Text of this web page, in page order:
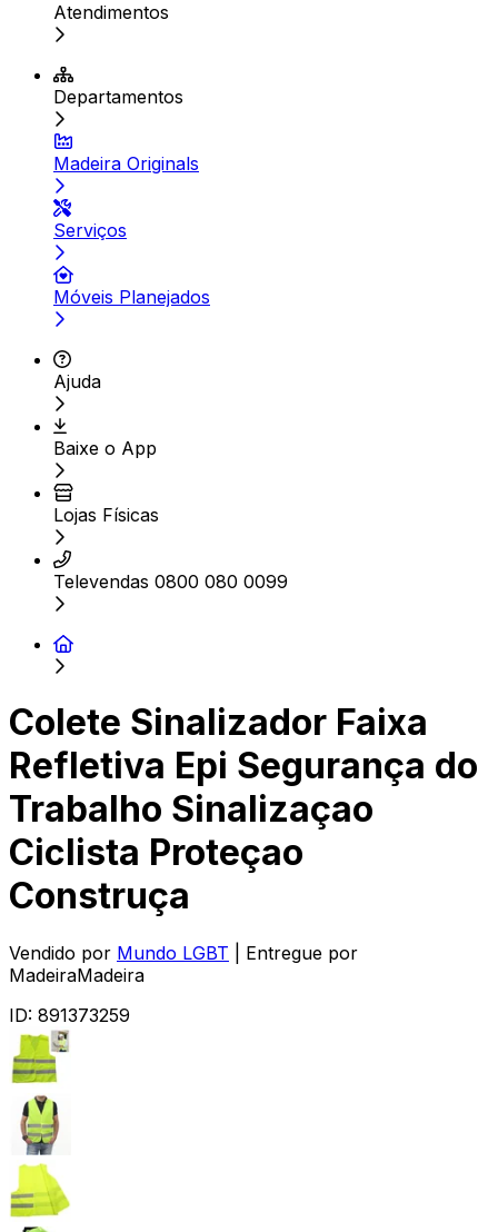
Atendimentos
Departamentos
Madeira Originals
Serviços
Móveis Planejados
Ajuda
Baixe o App
Lojas Físicas
Televendas 0800 080 0099
Colete Sinalizador Faixa
Refletiva Epi Segurança do
Trabalho Sinalizaçao
Ciclista Proteçao
Construça
Vendido por Mundo LGBT
| Entregue por
MadeiraMadeira
ID: 891373259